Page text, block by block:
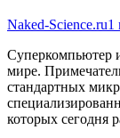
Naked-Science.ru1
Суперкомпьютер
мире.
стандартных
которых сегодня